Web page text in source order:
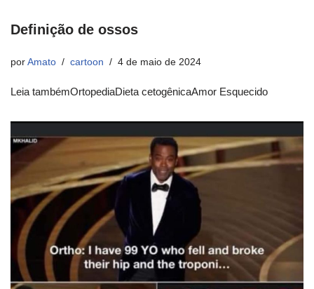
Definição de ossos
por Amato cartoon 4 de maio de 2024
Leia tambémOrtopediaDieta cetogênicaAmor Esquecido